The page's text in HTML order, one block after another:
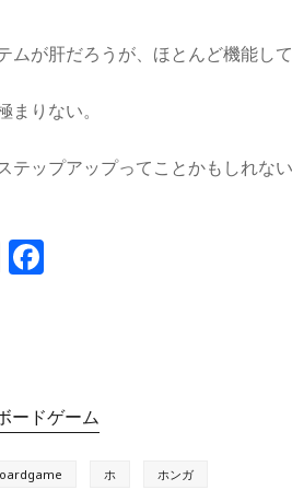
ムが肝だろうが、ほとんど機能して
りない。
テップアップってことかもしれな
T
d
s
b
o
o
ードゲーム
ホ ホンガ